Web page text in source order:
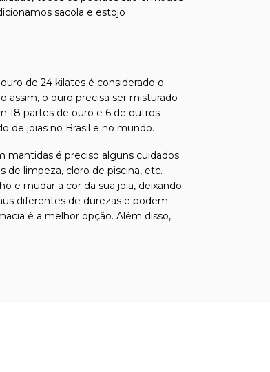
sacola e estojo
de 24 kilates é considerado o
assim, o ouro precisa ser misturado
18 partes de ouro e 6 de outros
de joias no Brasil e no mundo.
mantidas é preciso alguns cuidados
de limpeza, cloro de piscina, etc.
e mudar a cor da sua joia, deixando-
diferentes de durezas e podem
é a melhor opção. Além disso,